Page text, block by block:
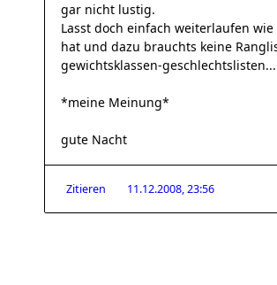
gar nicht lustig.
Lasst doch einfach weiterlaufen
hat und dazu brauchts keine
gewichtsklassen-
*meine Meinung*
gute Nacht
Zitieren 11.12.2008, 23:56